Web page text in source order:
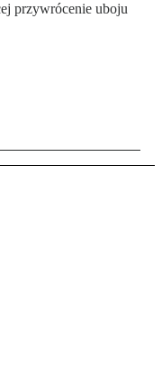
przywrócenie uboju